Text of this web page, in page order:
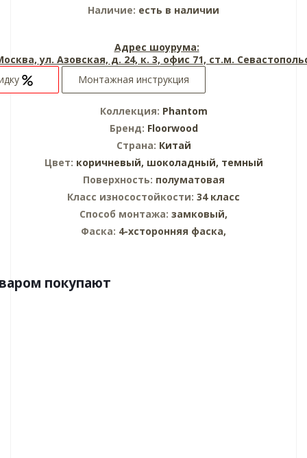
Наличие: есть в наличии
Адрес шоурума:
ул. Азовская, д. 24, к. 3, офис 71, ст.м.
Монтажная инструкция
Коллекция: Phantom
Бренд: Floorwood
Страна: Китай
Цвет: коричневый, шоколадный, темный
Поверхность: полуматовая
Класс износостойкости: 34 класс
Способ монтажа: замковый,
Фаска: 4-хсторонняя фаска,
покупают